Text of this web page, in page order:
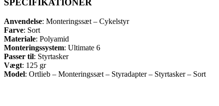
SPECIFIKATIONER
Anvendelse: Monteringssæt – Cykelstyr
Farve: Sort
Materiale: Polyamid
Monteringssystem: Ultimate 6
Passer til: Styrtasker
Vægt: 125 gr
Model: Ortlieb – Monteringssæt – Styradapter – Styrtasker – Sort